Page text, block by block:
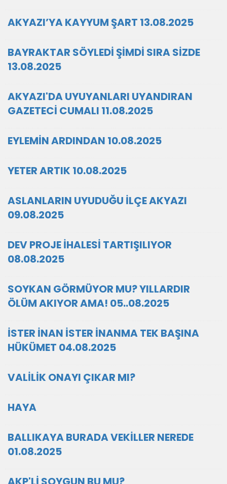
AKYAZI’YA KAYYUM ŞART 13.08.2025
BAYRAKTAR SÖYLEDİ ŞİMDİ SIRA SİZDE
13.08.2025
AKYAZI'DA UYUYANLARI UYANDIRAN
GAZETECİ CUMALI 11.08.2025
EYLEMİN ARDINDAN 10.08.2025
YETER ARTIK 10.08.2025
ASLANLARIN UYUDUĞU İLÇE AKYAZI
09.08.2025
DEV PROJE İHALESİ TARTIŞILIYOR
08.08.2025
SOYKAN GÖRMÜYOR MU? YILLARDIR
ÖLÜM AKIYOR AMA! 05..08.2025
İSTER İNAN İSTER İNANMA TEK BAŞINA
HÜKÜMET 04.08.2025
VALİLİK ONAYI ÇIKAR MI?
HAYA
BALLIKAYA BURADA VEKİLLER NEREDE
01.08.2025